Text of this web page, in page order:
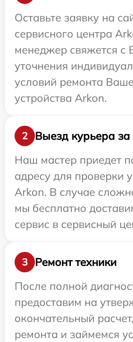
Оставьте заявку на
сервисного центра
менеджер свяжется с
уточнения
условий ремонта
устройства Arkon.
2
Выезд курьера за
Наш мастер приедет
адресу для проверки
Arkon. В случае
мы бесплатно
сервис в сервисный
3
Ремонт техники
После полной
предоставим на
окончательный
ремонта и займемся